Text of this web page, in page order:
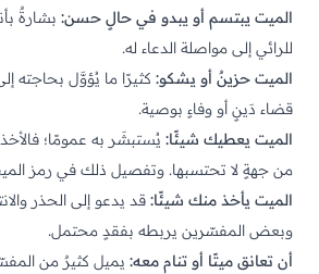
الميت يبتسم أو يبدو في حالٍ حسن: بشارةٌ
للرائي إلى مواصلة الدعاء له.
الميت حزينٌ أو يشكو: كثيرًا ما يُؤوَّل بحاجته
قضاء دَينٍ أو وفاءٍ بوصية.
الميت يعطيك شيئًا: يُستبشَر به عمومًا؛
من جهةٍ لا تحتسبها. وتفصيل ذلك في رمز
الميت يأخذ منك شيئًا: قد يدعو إلى الحذر
وبعض المفسّرين يربطه بفقدٍ محتمل.
أن تعانق ميتًا أو تنام معه: يميل كثيرٌ من